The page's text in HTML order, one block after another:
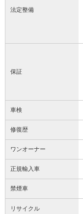
法定整備
保証
車検
修復歴
ワンオーナー
正規輸入車
禁煙車
リサイクル